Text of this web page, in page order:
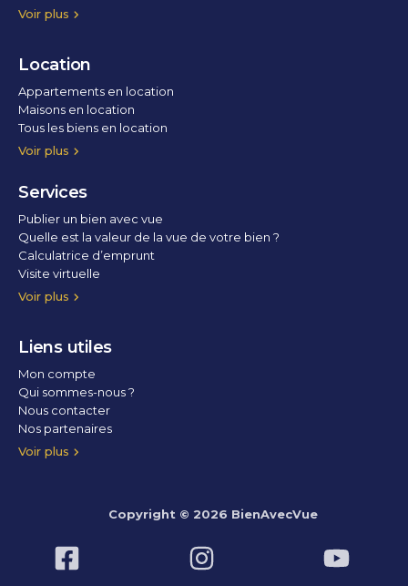
Voir plus
Location
Voir plus
Appartements en location
Maisons en location
Tous les biens en location
Services
Voir plus
Publier un bien avec vue
Quelle est la valeur de la vue de votre bien ?
Calculatrice d’emprunt
Visite virtuelle
Home staging
Liens utiles
Voir plus
Mon compte
Qui sommes-nous ?
Nous contacter
Nos partenaires
Conditions Générales d’Utilisation
Politique de confidentialité
Politique des cookies
Copyright © 2026 BienAvecVue